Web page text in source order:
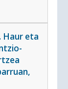
Haur eta